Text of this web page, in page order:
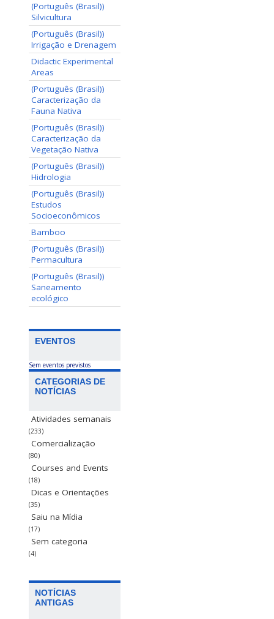
(Português (Brasil))
Silvicultura
(Português (Brasil))
Irrigação e Drenagem
Didactic Experimental
Areas
(Português (Brasil))
Caracterização da
Fauna Nativa
(Português (Brasil))
Caracterização da
Vegetação Nativa
(Português (Brasil))
Hidrologia
(Português (Brasil))
Estudos
Socioeconômicos
Bamboo
(Português (Brasil))
Permacultura
(Português (Brasil))
Saneamento
ecológico
EVENTOS
Sem eventos previstos
CATEGORIAS DE
NOTÍCIAS
Atividades semanais
(233)
Comercialização
(80)
Courses and Events
(18)
Dicas e Orientações
(35)
Saiu na Mídia
(17)
Sem categoria
(4)
NOTÍCIAS
ANTIGAS